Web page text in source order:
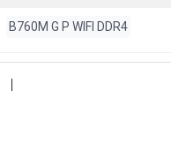
B760M G P WIFI DDR4